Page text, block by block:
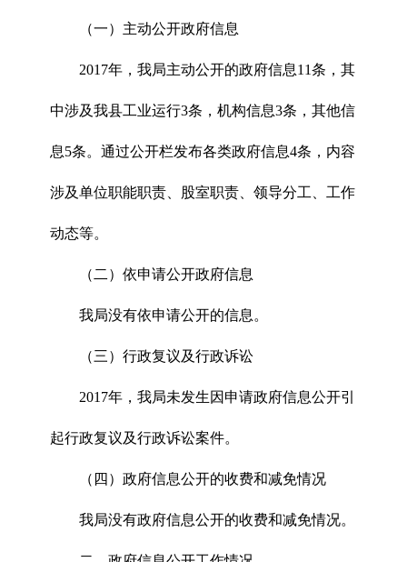
（一）主动公开政府信息
2017年，我局主动公开的政府信息11条，其
中涉及我县工业运行3条，机构信息3条，其他信
息5条。通过公开栏发布各类政府信息4条，内容
涉及单位职能职责、股室职责、领导分工、工作
动态等。
（二）依申请公开政府信息
我局没有依申请公开的信息。
（三）行政复议及行政诉讼
2017年，我局未发生因申请政府信息公开引
起行政复议及行政诉讼案件。
（四）政府信息公开的收费和减免情况
我局没有政府信息公开的收费和减免情况。